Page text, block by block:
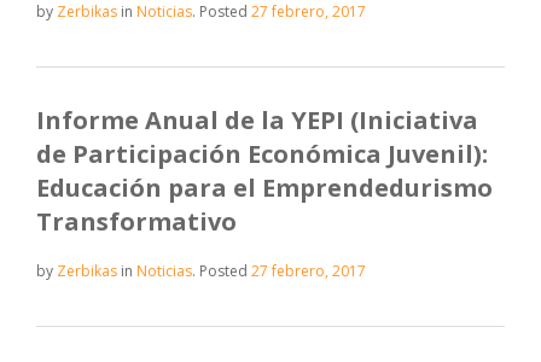
by Zerbikas in Noticias. Posted 27 febrero, 2017
Informe Anual de la YEPI (Iniciativa
de Participación Económica Juvenil):
Educación para el Emprendedurismo
Transformativo
by Zerbikas in Noticias. Posted 27 febrero, 2017